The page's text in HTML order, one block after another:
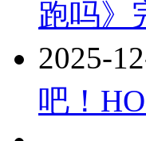
跑吗》
2025-
吧！